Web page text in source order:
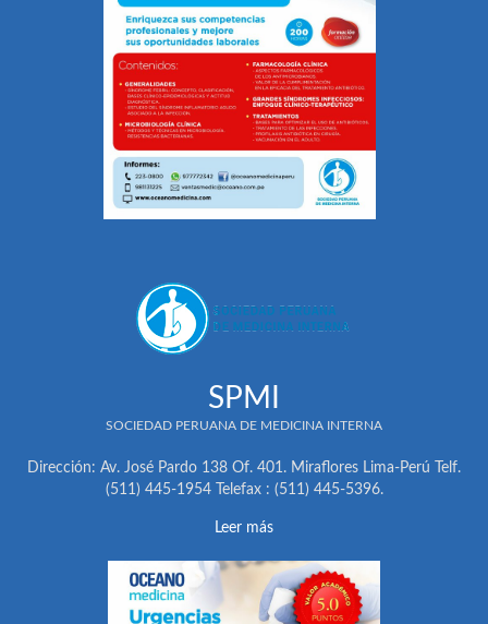
SPMI
SOCIEDAD PERUANA DE MEDICINA INTERNA
Dirección: Av. José Pardo 138 Of. 401. Miraflores Lima-Perú Telf.
(511) 445-1954 Telefax : (511) 445-5396.
Leer más